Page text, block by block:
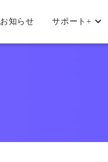
お知らせ サポート+